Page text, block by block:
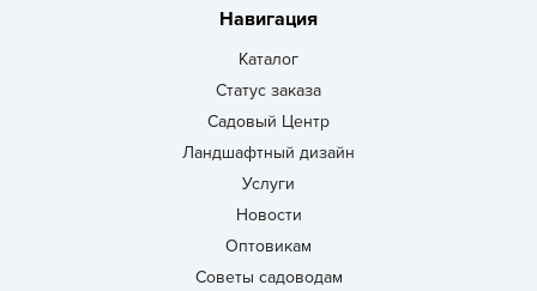
Навигация
Каталог
Статус заказа
Садовый Центр
Ландшафтный дизайн
Услуги
Новости
Оптовикам
Советы садоводам